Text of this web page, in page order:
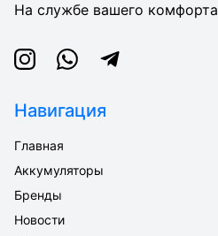
На службе вашего комфорта
InstagramWhatsappTelegram
Навигация
Главная
Аккумуляторы
Бренды
Новости